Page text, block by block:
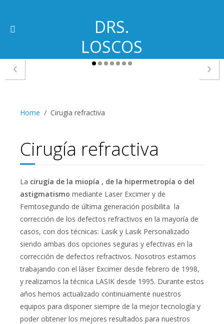
DRS.
LOSCOS
›
‹
Home Cirugia refractiva
Cirugía refractiva
La cirugía de la miopía , de la hipermetropía o del
astigmatismo mediante Laser Excimer y de
Femtosegundo de última generación posibilita la
corrección de los defectos refractivos en la mayoría de
casos, con dos técnicas: Lasik y Lasik Personalizado
siendo ambas dos opciones seguras y efectivas en la
corrección de defectos refractivos. Nosotros estamos
trabajando con el láser Excimer desde febrero de 1998,
y realizamos la técnica LASIK desde 1995. Durante estos
años hemos actualizado continuamente nuestros
equipos para disponer siempre de la mejor tecnología y
poder obtener los mejores resultados para nuestros